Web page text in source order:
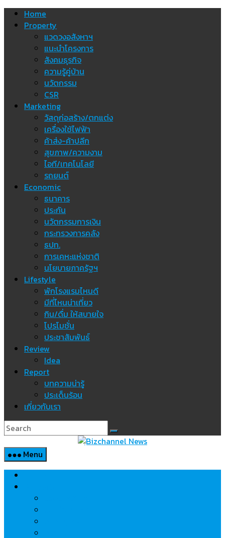
Skip Home
Property
แวดวงอสังหาฯ
แนะนำโครงการ
สังคมธุรกิจ
ความรู้คู่บ้าน
นวัตกรรม
CSR
Marketing
วัสดุก่อสร้าง/ตกแต่ง
เครื่องใช้ไฟฟ้า
ค้าส่ง-ค้าปลีก
สุขภาพ/ความงาม
ไอที/เทคโนโลยี
รถยนต์
Economic
ธนาคาร
ประกัน
นวัตกรรมการเงิน
กระทรวงการคลัง
ธปท.
การเคหะแห่งชาติ
นโยบายภาครัฐฯ
Lifestyle
พักโรงแรมไหนดี
มีที่ไหนน่าเที่ยว
กิน/ดื่ม ให้สบายใจ
โปรโมชั่น
ประชาสัมพันธ์
Review
Idea
Report
บทความน่ารู้
ประเด็นร้อน
เกี่ยวกับเรา
Menu